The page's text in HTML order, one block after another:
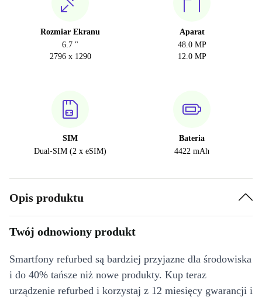
Rozmiar Ekranu
6.7 "
2796 x 1290
Aparat
48.0 MP
12.0 MP
SIM
Dual-SIM (2 x eSIM)
Bateria
4422 mAh
Opis produktu
Twój odnowiony produkt
Smartfony refurbed są bardziej przyjazne dla środowiska
i do 40% tańsze niż nowe produkty. Kup teraz
urządzenie refurbed i korzystaj z 12 miesięcy gwarancji i